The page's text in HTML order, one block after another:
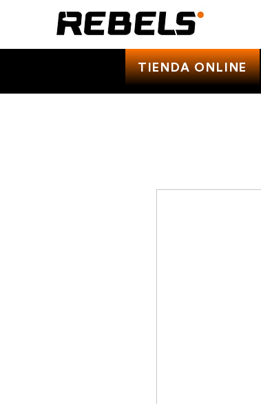
TIENDA ONLINE